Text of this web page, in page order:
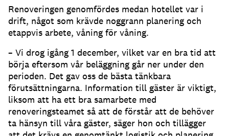
Renoveringen genomfördes medan hotellet var i
drift, något som krävde noggrann planering och
etappvis arbete, våning för våning.
– Vi drog igång 1 december, vilket var en bra tid att
börja eftersom vår beläggning går ner under den
perioden. Det gav oss de bästa tänkbara
förutsättningarna. Information till gäster är viktigt,
liksom att ha ett bra samarbete med
renoveringsteamet så att de förstår att de behöver
ta hänsyn till våra gäster, säger hon och tillägger